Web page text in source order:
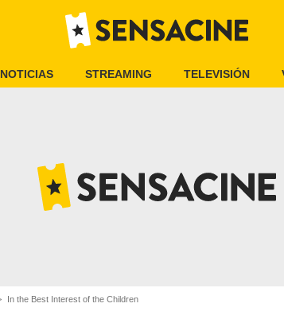
NOTICIAS STREAMING TELEVISIÓN
In the Best Interest of the Children